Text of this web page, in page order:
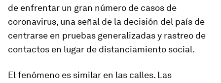
de enfrentar un gran número de casos de
coronavirus, una señal de la decisión del país de
centrarse en pruebas generalizadas y rastreo de
contactos en lugar de distanciamiento social.
El fenómeno es similar en las calles. Las